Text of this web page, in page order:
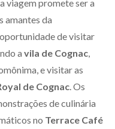
viagem promete ser a
amantes da
de visitar
a vila de Cognac,
e visitar as
de Cognac. Os
de culinária
no Terrace Café